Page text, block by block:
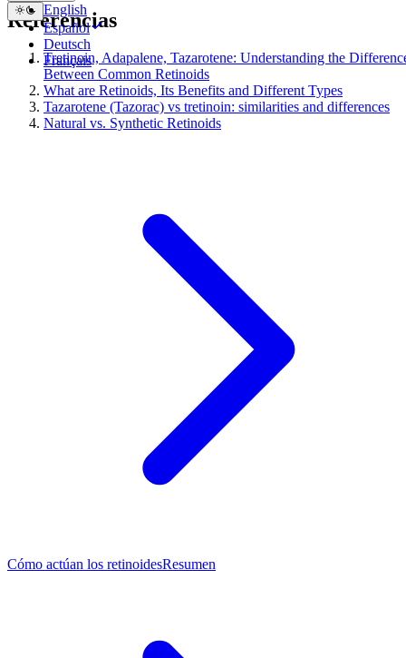
English
Español
Deutsch
Français
Referencias
Tretinoin, Adapalene, Tazarotene: Understanding the
Between Common Retinoids
What are Retinoids, Its Benefits and Different Types
Tazarotene (Tazorac) vs tretinoin: similarities and differences
Natural vs. Synthetic Retinoids
Cómo actúan los retinoidesResumen